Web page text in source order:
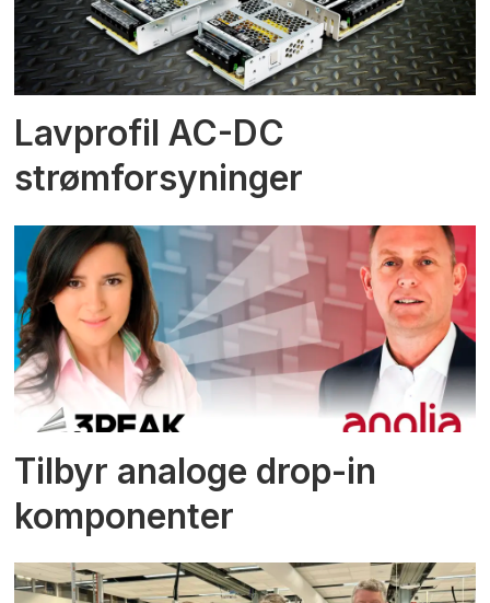
Lavprofil AC-DC
strømforsyninger
Tilbyr analoge drop-in
komponenter